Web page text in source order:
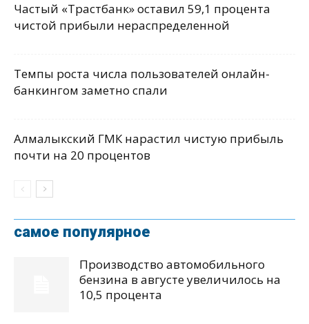
Частый «Трастбанк» оставил 59,1 процента
чистой прибыли нераспределенной
Темпы роста числа пользователей онлайн-
банкингом заметно спали
Алмалыкский ГМК нарастил чистую прибыль
почти на 20 процентов
самое популярное
Производство автомобильного
бензина в августе увеличилось на
10,5 процента